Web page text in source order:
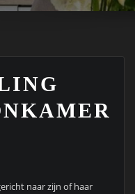
naar zijn of haar